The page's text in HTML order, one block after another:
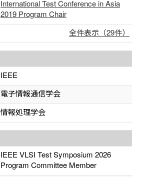
International Test Conference in Asia
2019 Program Chair
全件表示（29件）
IEEE
電子情報通信学会
情報処理学会
IEEE VLSI Test Symposium 2026
Program Committee Member